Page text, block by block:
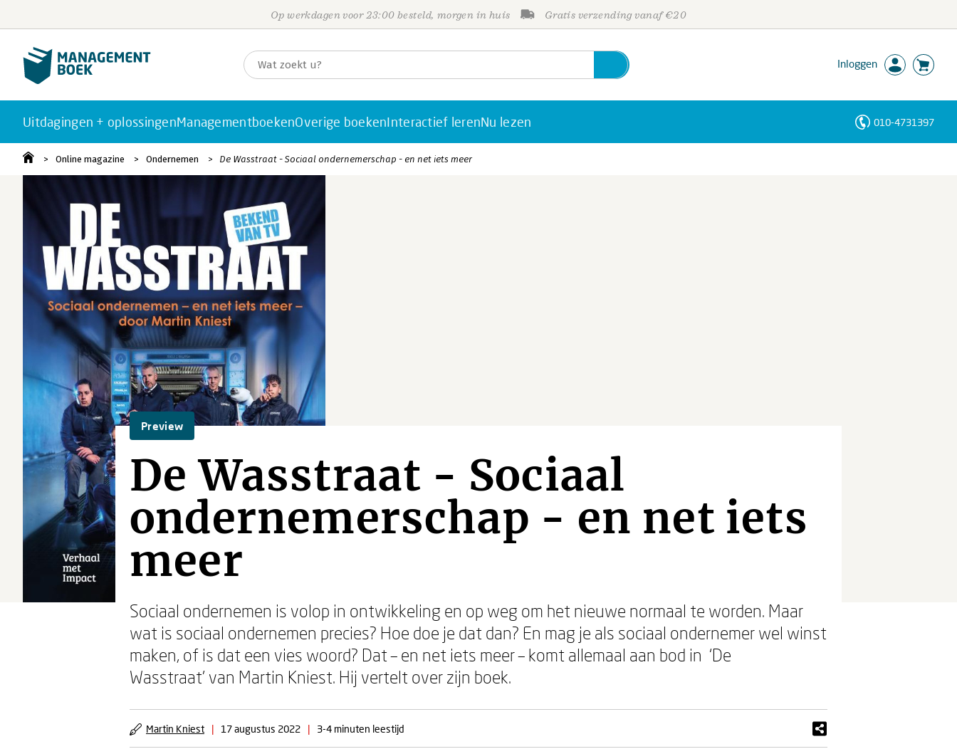
Op werkdagen voor 23:00 besteld, morgen in huis Gratis verzending vanaf €20
Inloggen
Uitdagingen + oplossingenManagementboekenOverige boekenInteractief lerenNu lezen 010-4731397
Online magazine Ondernemen De Wasstraat - Sociaal ondernemerschap - en net iets meer
Preview
De Wasstraat - Sociaal
ondernemerschap - en net iets
meer
Sociaal ondernemen is volop in ontwikkeling en op weg om het nieuwe normaal te worden. Maar
wat is sociaal ondernemen precies? Hoe doe je dat dan? En mag je als sociaal ondernemer wel winst
maken, of is dat een vies woord? Dat – en net iets meer – komt allemaal aan bod in ‘De
Wasstraat’ van Martin Kniest. Hij vertelt over zijn boek.
Martin Kniest | 17 augustus 2022 | 3-4 minuten leestijd
Personen